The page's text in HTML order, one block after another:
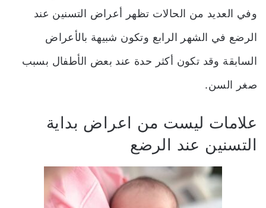
وفي العديد من الحالات تظهر أعراض التسنين عند
الرضع في الشهر الرابع وتكون شبيهة بالأعراض
السابقة وقد تكون أكثر حدة عند بعض الأطفال بسبب
صغر السن.
علامات ليست من اعراض بداية
التسنين عند الرضع